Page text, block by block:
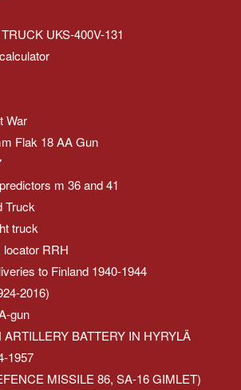
UKS-400V-131
War
Flak 18 AA Gun
m 36 and 41
Truck
truck
RRH
to Finland 1940-1944
2016)
gun
BATTERY IN HYRYLÄ
1957
MISSILE 86, SA-16 GIMLET)